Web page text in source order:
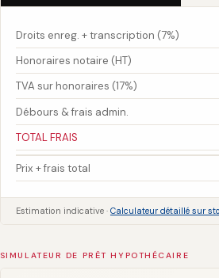
Droits enreg. + transcription (7%)
Honoraires notaire (HT)
TVA sur honoraires (17%)
Débours & frais admin.
TOTAL FRAIS
Prix + frais total
Estimation indicative · Calculateur détaillé sur
SIMULATEUR DE PRÊT HYPOTHÉCAIRE